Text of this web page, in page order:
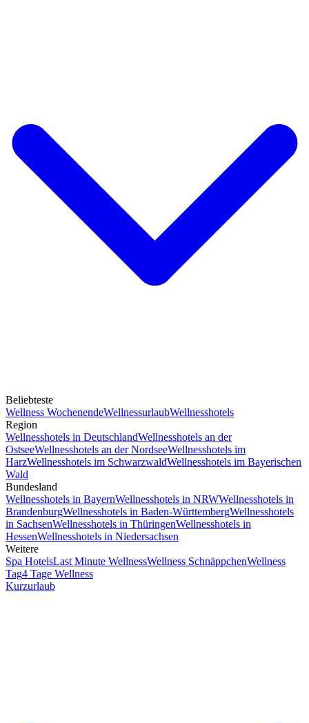
Beliebteste
Wellness WochenendeWellnessurlaubWellnesshotels
Region
Wellnesshotels in DeutschlandWellnesshotels an der
OstseeWellnesshotels an der NordseeWellnesshotels im
HarzWellnesshotels im SchwarzwaldWellnesshotels im Bayerischen
Wald
Bundesland
Wellnesshotels in BayernWellnesshotels in NRWWellnesshotels in
BrandenburgWellnesshotels in Baden-WürttembergWellnesshotels
in SachsenWellnesshotels in ThüringenWellnesshotels in
HessenWellnesshotels in Niedersachsen
Weitere
Spa HotelsLast Minute WellnessWellness SchnäppchenWellness
Tag4 Tage Wellness
Kurzurlaub